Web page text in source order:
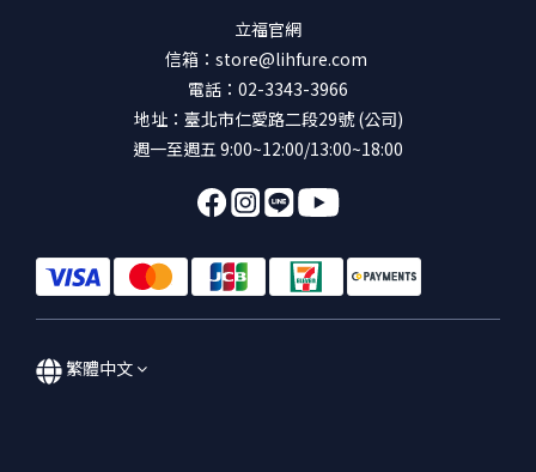
立福官網
信箱：store@lihfure.com
電話：02-3343-3966
地址：臺北市仁愛路二段29號 (公司)
週一至週五 9:00~12:00/13:00~18:00
繁體中文